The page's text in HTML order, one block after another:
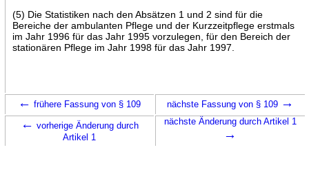
(5) Die Statistiken nach den Absätzen 1 und 2 sind für die
Bereiche der ambulanten Pflege und der Kurzzeitpflege erstmals
im Jahr 1996 für das Jahr 1995 vorzulegen, für den Bereich der
stationären Pflege im Jahr 1998 für das Jahr 1997.
← frühere Fassung von § 109 nächste Fassung von § 109 →
← vorherige Änderung durch
Artikel 1
nächste Änderung durch Artikel 1
→